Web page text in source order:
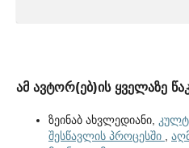
ამ ავტორ(ებ)ის ყველაზე
ზეინაბ ახვლედიანი,
შესწავლის პროცესში